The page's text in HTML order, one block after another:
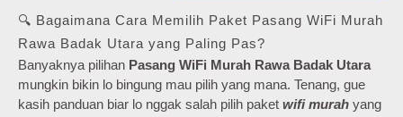
🔍 Bagaimana Cara Memilih Paket Pasang WiFi Murah
Rawa Badak Utara yang Paling Pas?
Banyaknya pilihan Pasang WiFi Murah Rawa Badak Utara
mungkin bikin lo bingung mau pilih yang mana. Tenang, gue
kasih panduan biar lo nggak salah pilih paket wifi murah yang